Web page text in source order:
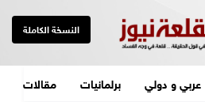
النسخة الكاملة
عربي و دولي برلمانيات مقالات